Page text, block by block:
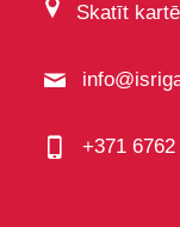
Skatīt kartē
+371 6762